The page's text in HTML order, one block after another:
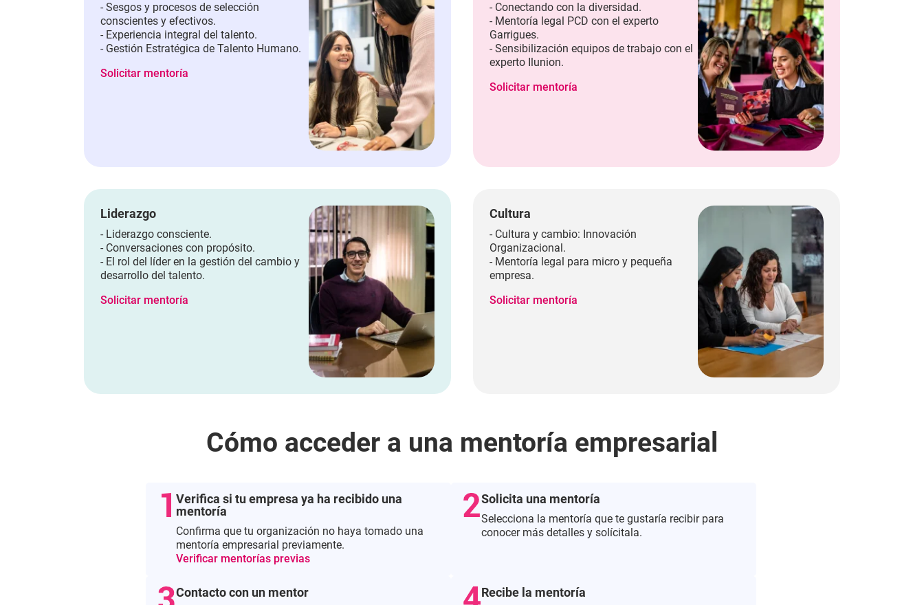
- Sesgos y procesos de selección
conscientes y efectivos.
- Experiencia integral del talento.
- Gestión Estratégica de Talento Humano.
Solicitar mentoría
- Conectando con la diversidad.
- Mentoría legal PCD con el experto
Garrigues.
- Sensibilización equipos de trabajo con el
experto Ilunion.
Solicitar mentoría
Liderazgo
- Liderazgo consciente.
- Conversaciones con propósito.
- El rol del líder en la gestión del cambio y
desarrollo del talento.
Solicitar mentoría
Cultura
- Cultura y cambio: Innovación
Organizacional.
- Mentoría legal para micro y pequeña
empresa.
Solicitar mentoría
Cómo acceder a una mentoría empresarial
Verifica si tu empresa ya ha recibido una
mentoría
Confirma que tu organización no haya tomado una
mentoría empresarial previamente.
Verificar mentorías previas
Solicita una mentoría
Selecciona la mentoría que te gustaría recibir para
conocer más detalles y solícitala.
Contacto con un mentor Recibe la mentoría